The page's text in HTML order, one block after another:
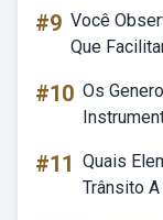
#9 Você
Que
#10 Os
#11 Quais
Trânsito